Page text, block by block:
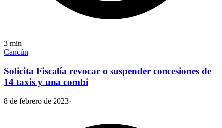
3 min
Cancún
Solicita Fiscalía revocar o suspender concesiones de
14 taxis y una combi
8 de febrero de 2023·